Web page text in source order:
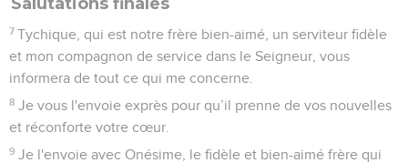
7 Tychique, qui est notre frère bien-aimé, un serviteur fidèle
et mon compagnon de service dans le Seigneur, vous
informera de tout ce qui me concerne.
8 Je vous l'envoie exprès pour qu’il prenne de vos nouvelles
et réconforte votre cœur.
9 Je l'envoie avec Onésime, le fidèle et bien-aimé frère qui